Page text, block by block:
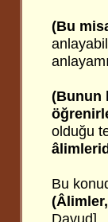
(Bu
(Bunun
olduğu
Bu
Davud]